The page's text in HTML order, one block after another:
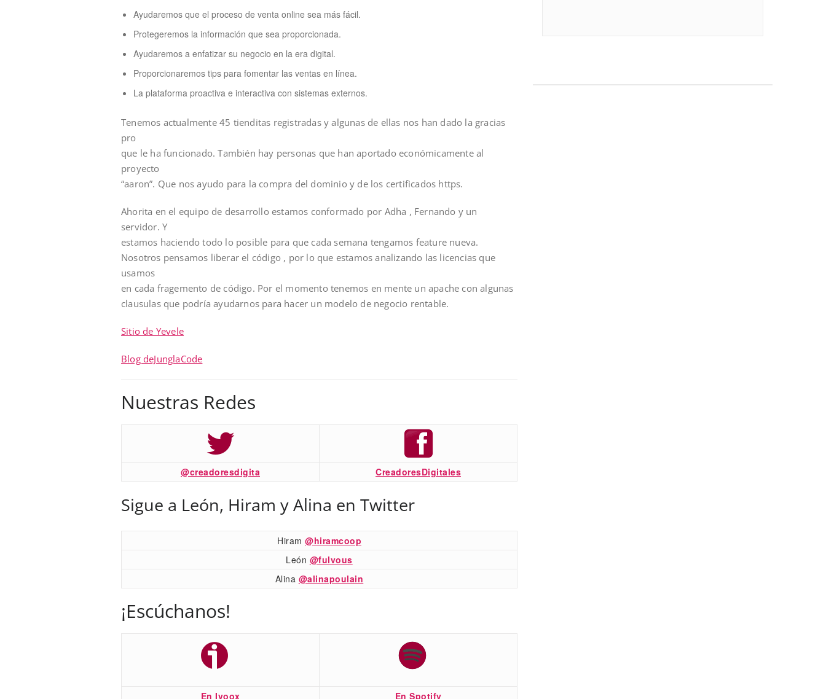
Ayudaremos que el proceso de venta online sea más fácil.
Protegeremos la información que sea proporcionada.
Ayudaremos a enfatizar su negocio en la era digital.
Proporcionaremos tips para fomentar las ventas en línea.
La plataforma proactiva e interactiva con sistemas externos.
Tenemos actualmente 45 tienditas registradas y algunas de ellas nos han dado la gracias
pro
que le ha funcionado. También hay personas que han aportado económicamente al
proyecto
“aaron”. Que nos ayudo para la compra del dominio y de los certificados https.
Ahorita en el equipo de desarrollo estamos conformado por Adha , Fernando y un
servidor. Y
estamos haciendo todo lo posible para que cada semana tengamos feature nueva.
Nosotros pensamos liberar el código , por lo que estamos analizando las licencias que
usamos
en cada fragemento de código. Por el momento tenemos en mente un apache con algunas
clausulas que podría ayudarnos para hacer un modelo de negocio rentable.
Sitio de Yevele
Blog deJunglaCode
Nuestras Redes
@creadoresdigita CreadoresDigitales
Sigue a León, Hiram y Alina en Twitter
Hiram @hiramcoop
León @fulvous
Alina @alinapoulain
¡Escúchanos!
En Ivoox En Spotify